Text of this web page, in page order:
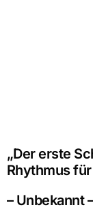
„Der erste
Rhythmus
– Unbekannt –